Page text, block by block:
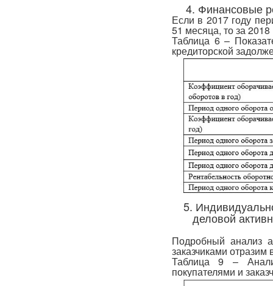
4. Финансовые
Если в 2017 году
51 месяца, то за
Таблица 6 –
кредиторской
5.
деловой
Подробный анализ
заказчиками отразим
Таблица 9 –
покупателями и